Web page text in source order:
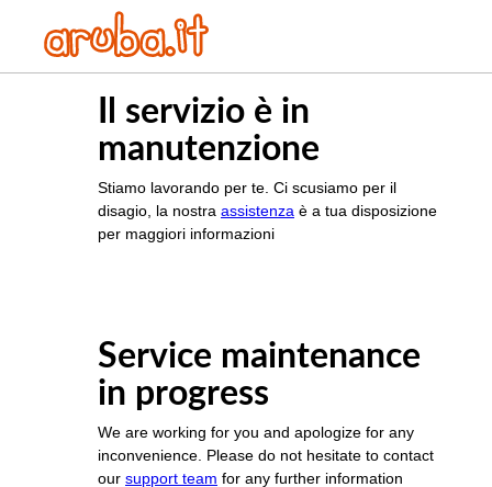
Il servizio è in
manutenzione
Stiamo lavorando per te. Ci scusiamo per il
disagio, la nostra assistenza è a tua disposizione
per maggiori informazioni
Service maintenance
in progress
We are working for you and apologize for any
inconvenience. Please do not hesitate to contact
our support team for any further information